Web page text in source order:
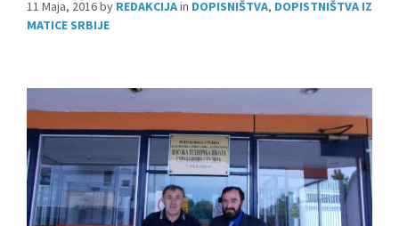
11 Maja, 2016by REDAKCIJAin DOPISNIŠTVA, DOPISTNIŠTVA IZ
MATICE SRBIJE